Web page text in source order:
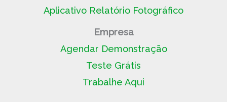
Aplicativo Relatório Fotográfico
Empresa
Agendar Demonstração
Teste Grátis
Trabalhe Aqui